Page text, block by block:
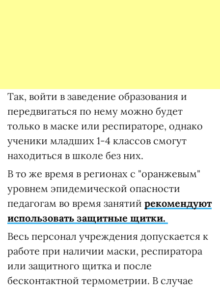
Так, войти в заведение образования и
передвигаться по нему можно будет
только в маске или респираторе, однако
ученики младших 1-4 классов смогут
находиться в школе без них.
В то же время в регионах с "оранжевым"
уровнем эпидемической опасности
педагогам во время занятий рекомендуют
использовать защитные щитки.
Весь персонал учреждения допускается к
работе при наличии маски, респиратора
или защитного щитка и после
бесконтактной термометрии. В случае